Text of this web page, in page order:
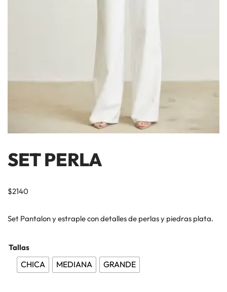
SET PERLA
$2140
Set Pantalon y estraple con detalles de perlas y piedras plata.
Tallas
CHICA MEDIANA GRANDE